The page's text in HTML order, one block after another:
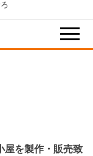
屋を製作・販売致